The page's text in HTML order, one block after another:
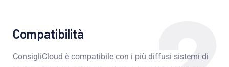
Compatibilità
ConsigliCloud è compatibile con i più diffusi sistemi di